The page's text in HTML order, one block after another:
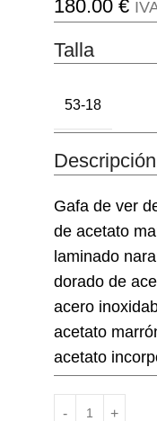
180.00 €
Talla
53-18
Descripción
Gafa de ver
de acetato
laminado
dorado de
acero
acetato
acetato